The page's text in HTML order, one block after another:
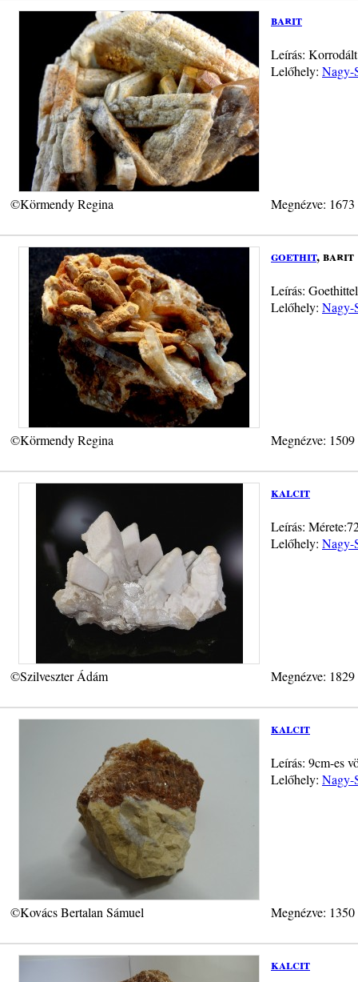
barit
Leírás:
Lelőhely: Nagy-
©Körmendy Regina Megnézve:
goethit, barit
Leírás:
Lelőhely: Nagy-
©Körmendy Regina Megnézve:
kalcit
Leírás:
Lelőhely: Nagy-
©Szilveszter Ádám Megnézve:
kalcit
Leírás: 9cm-es
Lelőhely: Nagy-
©Kovács Bertalan Sámuel Megnézve:
kalcit